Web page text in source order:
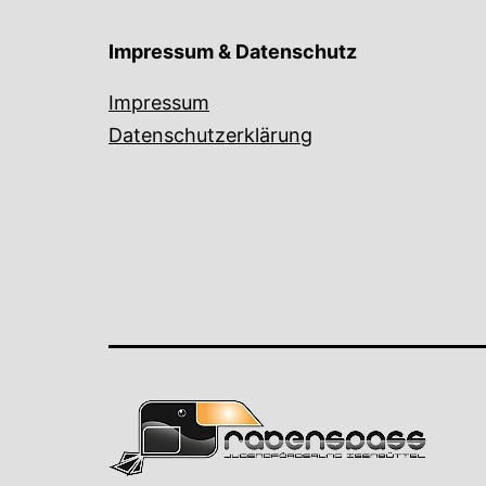
Impressum & Datenschutz
Impressum
Datenschutzerklärung